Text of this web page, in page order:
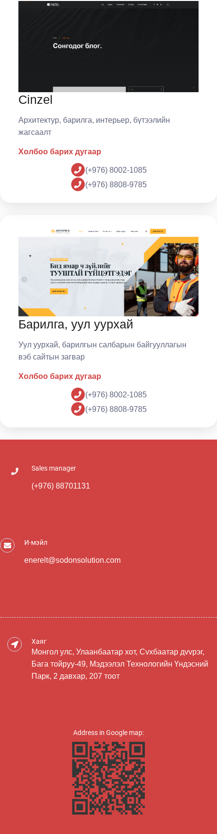
Cinzel
Архитектур, барилга, интерьер, бүтээлийн
жагсаалт
Холбоо барих дугаар
(+976) 8002-1085
(+976) 8808-9785
Барилга, уул уурхай
Уул уурхай, барилгын салбарын байгууллагын
вэб сайтын загвар
Холбоо барих дугаар
(+976) 8002-1085
(+976) 8808-9785
info@sodonsolution.com
Хаяг
Монгол улс, Улаанбаатар хот, Сvхбаатар дvvрэг,
Бага тойруу-49, Мэдээлэл Технологийн Үндэсний
Парк, 2 давхар, 207 тоот
Address in Google map: